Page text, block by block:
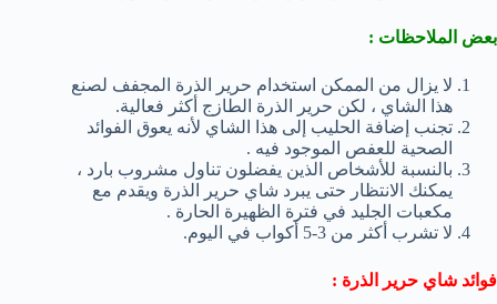
بعض الملاحظات :
لا يزال من الممكن استخدام حرير الذرة المجفف لصنع
هذا الشاي ، لكن حرير الذرة الطازج أكثر فعالية.
تجنب إضافة الحليب إلى هذا الشاي لأنه يعوق الفوائد
الصحية للعفص الموجود فيه .
بالنسبة للأشخاص الذين يفضلون تناول مشروب بارد ،
يمكنك الانتظار حتى يبرد شاي حرير الذرة ويقدم مع
مكعبات الجليد في فترة الظهيرة الحارة .
لا تشرب أكثر من 3-5 أكواب في اليوم.
فوائد شاي حرير الذرة :